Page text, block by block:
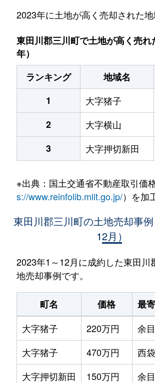
2023年に土地が高く売却された地
東田川郡三川町で土地が高く売れ
年）
ランキング
地域名
1
大字猪子
2
大字横山
3
大字押切新田
※出典：国土交通省不動産取引価
s://www.reinfolib.mlit.go.jp/）を加
東田川郡三川町の土地売却事
12月）
2023年1～12月に成約した東田川
地売却事例です。
町名 価格 最
大字猪子
220万円 余目
大字猪子
470万円 西袋
大字押切新田
150万円 余目